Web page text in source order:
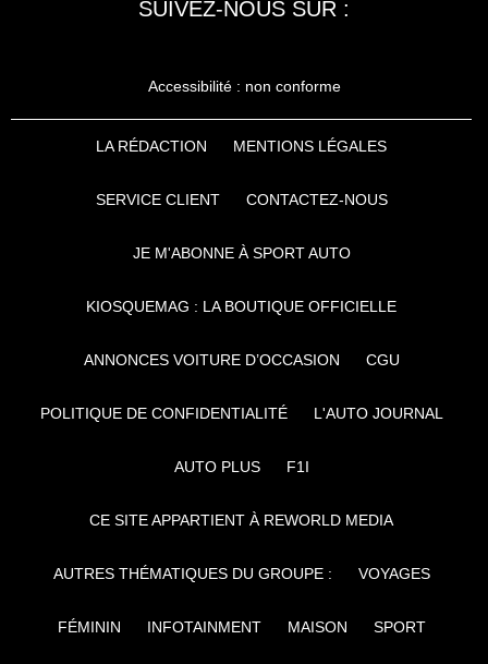
SUIVEZ-NOUS SUR :
Accessibilité : non conforme
LA RÉDACTION MENTIONS LÉGALES
SERVICE CLIENT CONTACTEZ-NOUS
JE M'ABONNE À SPORT AUTO
KIOSQUEMAG : LA BOUTIQUE OFFICIELLE
ANNONCES VOITURE D’OCCASION CGU
POLITIQUE DE CONFIDENTIALITÉ L'AUTO JOURNAL
AUTO PLUS F1I
CE SITE APPARTIENT À REWORLD MEDIA
AUTRES THÉMATIQUES DU GROUPE : VOYAGES
FÉMININ INFOTAINMENT MAISON SPORT